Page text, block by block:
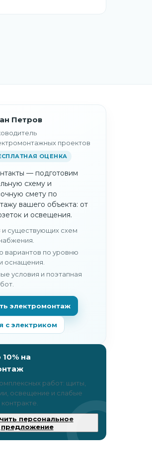
Петров
проектов
ОЦЕНКА
— подготовим
схему и
смету по
вашего объекта: от
и освещения.
и существующих схем
вариантов по уровню
оснащения.
условия и поэтапная
электромонтаж
с электриком
на
работ: щиты,
освещение и слабые
персональное
предложение